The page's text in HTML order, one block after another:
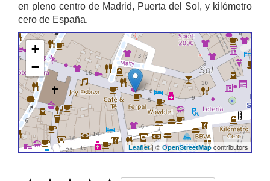
en pleno centro de Madrid, Puerta del Sol, y kilómetro
cero de España.
+
−
Leaflet| © OpenStreetMap contributors